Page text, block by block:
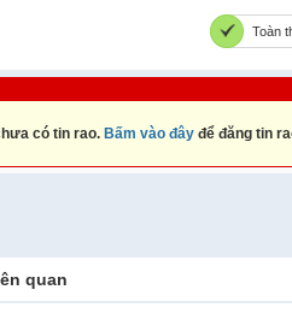
Toàn
có tin rao. Bấm vào đây để đăng tin
quan